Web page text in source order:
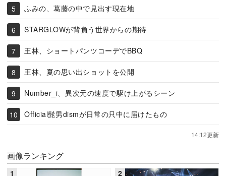
ふみの、葛藤の中で見出す現在地
STARGLOWが背負う世界からの期待
王林、ショートパンツコーデでBBQ
王林、夏の思い出ショットを公開
Number_i、異次元の速度で駆け上がるシーン
Official髭男dismが日常の只中に届けたもの
14:12更新
画像ランキング